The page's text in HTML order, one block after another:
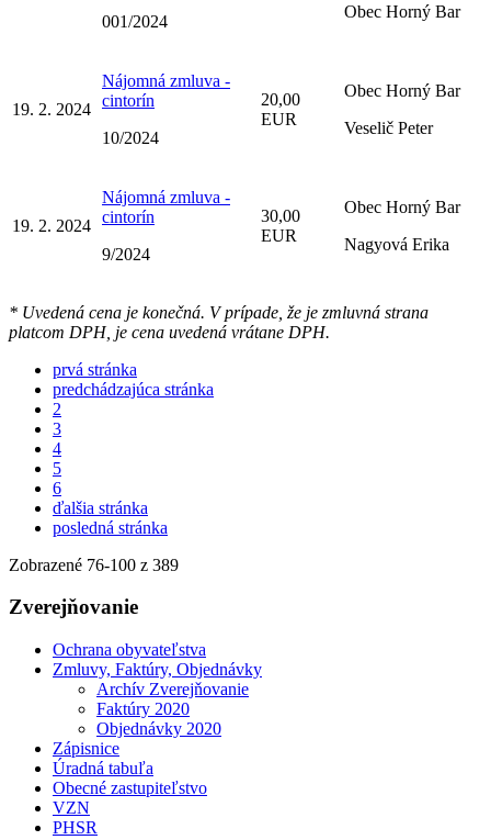
001/2024
Obec Horný Bar
19. 2. 2024
Nájomná zmluva -
cintorín
10/2024
20,00
EUR
Obec Horný Bar
Veselič Peter
19. 2. 2024
Nájomná zmluva -
cintorín
9/2024
30,00
EUR
Obec Horný Bar
Nagyová Erika
* Uvedená cena je konečná. V prípade, že je zmluvná strana
platcom DPH, je cena uvedená vrátane DPH.
prvá stránka
predchádzajúca stránka
2
3
4
5
6
ďalšia stránka
posledná stránka
Zobrazené 76-100 z 389
Zverejňovanie
Ochrana obyvateľstva
Zmluvy, Faktúry, Objednávky
Archív Zverejňovanie
Faktúry 2020
Objednávky 2020
Zápisnice
Úradná tabuľa
Obecné zastupiteľstvo
VZN
PHSR